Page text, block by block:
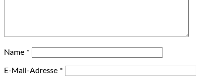
Name *
E-Mail-Adresse *